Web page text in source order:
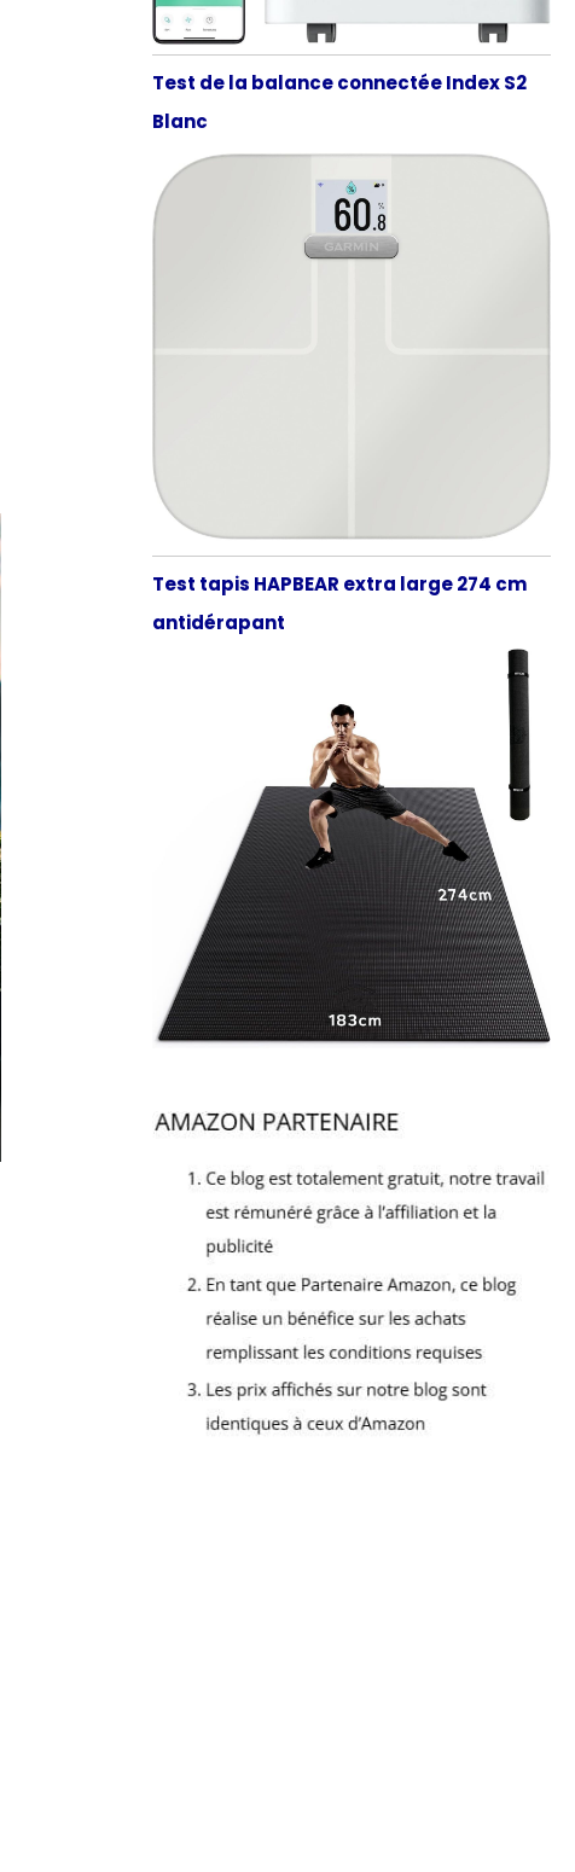
Test de la balance connectée Index S2
Blanc
Test tapis HAPBEAR extra large 274 cm
antidérapant